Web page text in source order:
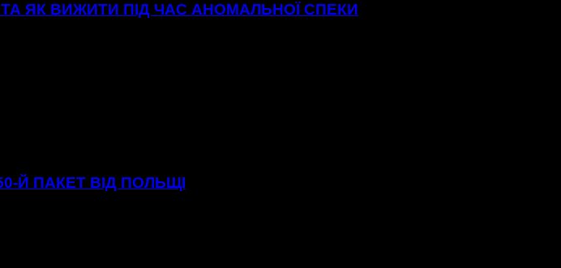
ЯК ВИЖИТИ ПІД ЧАС АНОМАЛЬНОЇ СПЕКИ
Й ПАКЕТ ВІД ПОЛЬЩІ